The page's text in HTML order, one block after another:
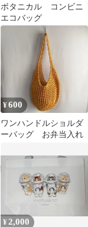
ボタニカル コンビニ
エコバッグ
¥600
ワンハンドルショルダ
ーバッグ お弁当入れ
¥ 2,000